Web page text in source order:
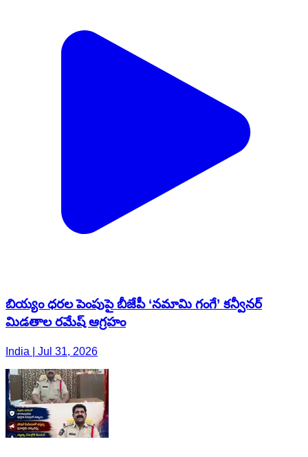
బియ్యం ధరల పెంపుపై బీజేపీ ‘నమామి గంగే’ కన్వీనర్
మిడతాల రమేష్ ఆగ్రహం
India | Jul 31, 2026